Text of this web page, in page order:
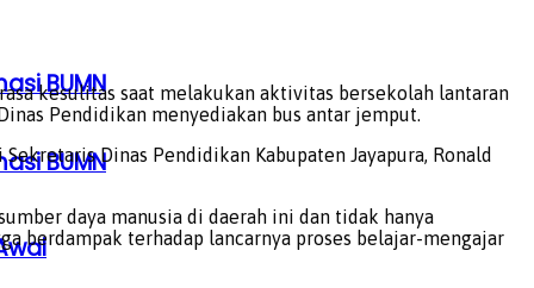
BUMN
BUMN
kesulitas saat melakukan aktivitas bersekolah lantaran
Pendidikan menyediakan bus antar jemput.
Dinas Pendidikan Kabupaten Jayapura, Ronald
daya manusia di daerah ini dan tidak hanya
berdampak terhadap lancarnya proses belajar-mengajar